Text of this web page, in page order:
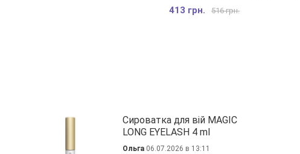
516 грн.
413 грн.
Сироватка для вій MAGIC
LONG EYELASH 4 ml
Ольга 06.07.2026 в 13:11